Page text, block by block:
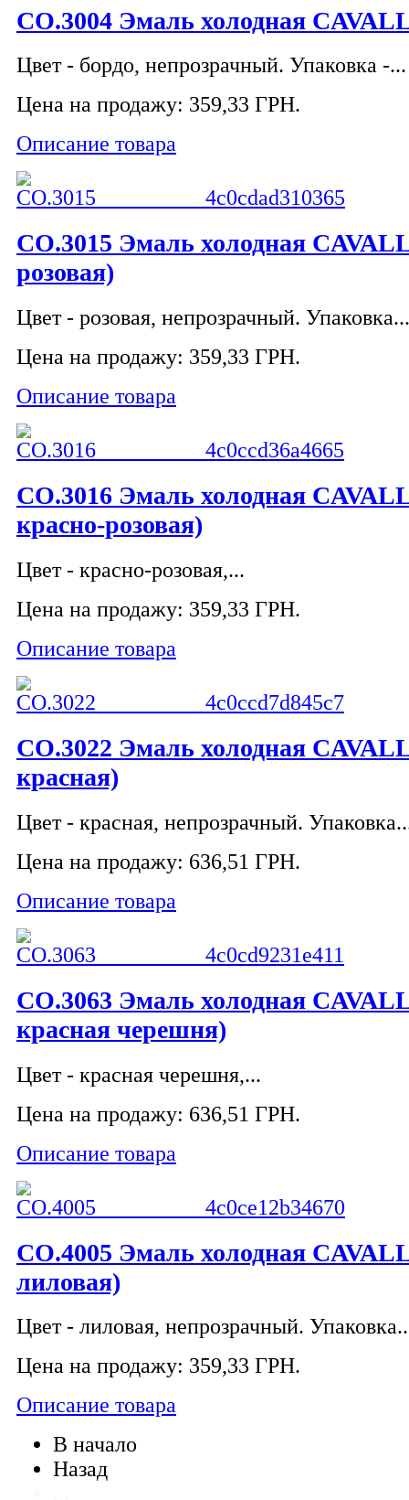
CO.3004 Эмаль холодная
Цвет - бордо, непрозрачный. Упаковка -...
Цена на продажу: 359,33 ГРН.
Описание товара
CO.3015 Эмаль холодная
розовая)
Цвет - розовая, непрозрачный. Упаковка...
Цена на продажу: 359,33 ГРН.
Описание товара
CO.3016 Эмаль холодная
красно-розовая)
Цвет - красно-розовая,...
Цена на продажу: 359,33 ГРН.
Описание товара
CO.3022 Эмаль холодная
красная)
Цвет - красная, непрозрачный.
Цена на продажу: 636,51 ГРН.
Описание товара
CO.3063 Эмаль холодная
красная черешня)
Цвет - красная черешня,...
Цена на продажу: 636,51 ГРН.
Описание товара
CO.4005 Эмаль холодная
лиловая)
Цвет - лиловая, непрозрачный.
Цена на продажу: 359,33 ГРН.
Описание товара
В начало
Назад